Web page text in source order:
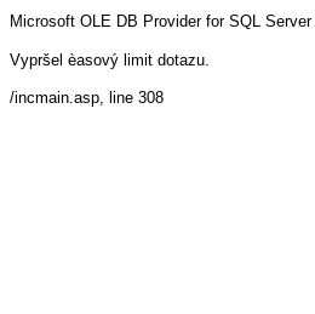
Microsoft OLE DB Provider for SQL Server
Vypršel èasový limit dotazu.
/incmain.asp, line 308